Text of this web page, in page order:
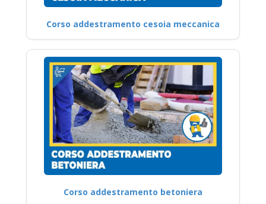
Corso addestramento cesoia meccanica
Corso addestramento betoniera